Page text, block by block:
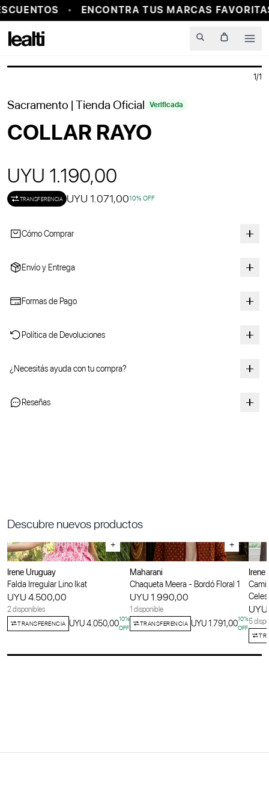
ENCONTRA TUS MARCAS
1/1
Sacramento | Tienda Oficial Verificada
COLLAR RAYO
UYU 1.190,00
TRANSFERENCIA UYU 1.071,0010% OFF
Cómo Comprar
Envío y Entrega
Formas de Pago
Política de Devoluciones
¿Necesitás ayuda con tu compra?
Reseñas
Descubre nuevos productos
+
Irene Uruguay
Falda Irregular Lino Ikat
UYU 4.500,00
2 disponibles
TRANSFERENCIA UYU 4.050,0010%
OFF
+
Maharani
Chaqueta Meera - Bordó Floral 1
UYU 1.990,00
1 disponible
TRANSFERENCIA UYU 1.791,0010%
OFF
Irene
5